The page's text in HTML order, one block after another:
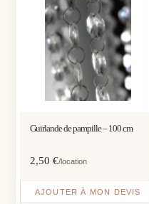
Guirlande de pampille – 100 cm
2,50€/location
AJOUTER À MON DEVIS